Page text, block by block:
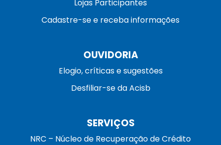
Lojas Participantes
Cadastre-se e receba informações
OUVIDORIA
Elogio, críticas e sugestões
Desfiliar-se da Acisb
SERVIÇOS
NRC – Núcleo de Recuperação de Crédito